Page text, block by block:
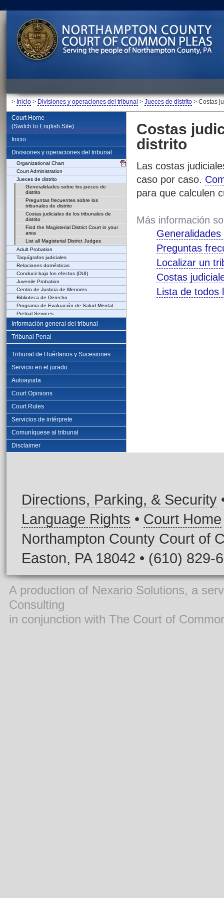
> Inicio > Divisiones y operaciones del tribunal > Jueces de distrito > Costas
Court Home
(Switch to English Site)
Inicio
Divisiones y operaciones del tribunal
Organizational Chart
Court Administration
Jueces de distrito
Generalidades sobre los jueces de
distrito
Preguntas frecuentes sobre los
tribunales de distrito
Costas judiciales de los tribunales de
distrito
Find the Magisterial District Court in your
area
List all Magisterial District Judges
Adult Probation
Taquígrafos judiciales
Relaciones domésticas
Conducir bajo los efectos (DUI)
Juvenile Probation
Centro de Justicia de Menores
Biblioteca de Derecho
Programa de Evaluación de Salud Mental
Pretrial Services
Información general del tribunal
Tribunal Penal
Tribunal de Huérfanos y Sucesiones
Servicio en el jurado
Autoayuda
Court Opinions
Court Rules
Servicios de intérprete
Comuníquese al tribunal
Disclaimer
Costas
distrito
Las costas
caso por caso.
para que calculen
Más información
Preguntas
Localizar un
Costas
Lista de todos
Directions, Parking, & Security
Language Rights • Court Home
Northampton County Court of
Easton, PA 18042 • (610) 829-
A production of Nexario Solutions, a
Consulting
in conjunction with The Court of